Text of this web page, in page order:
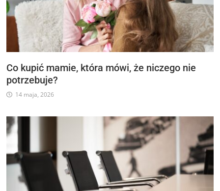
Co kupić mamie, która mówi, że niczego nie
potrzebuje?
14 maja, 2026